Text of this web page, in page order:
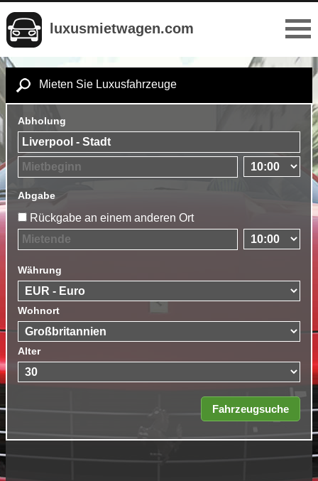
luxusmietwagen.com
Mieten Sie Luxusfahrzeuge
Abholung
Abgabe
Rückgabe an einem anderen Ort
Währung
Wohnort
Alter